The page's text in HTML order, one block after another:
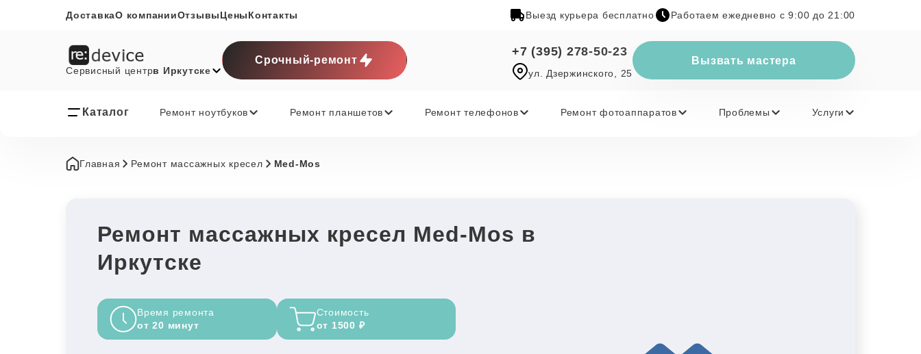
ДоставкаО компанииОтзывыЦеныКонтакты Выезд курьера бесплатно Работаем ежедневно с 9:00 до 21:00
Сервисный центрв Иркутске
Срочный-ремонт
+7 (395) 278-50-23
ул. Дзержинского, 25
Вызвать мастера
Каталог Ремонт ноутбуков Ремонт планшетов Ремонт телефонов Ремонт фотоаппаратов Проблемы Услуги
Главная Ремонт массажных кресел Med-Mos
Ремонт массажных кресел Med-Mos в
Иркутске
Время ремонта
от 20 минут
Стоимость
от 1500 ₽